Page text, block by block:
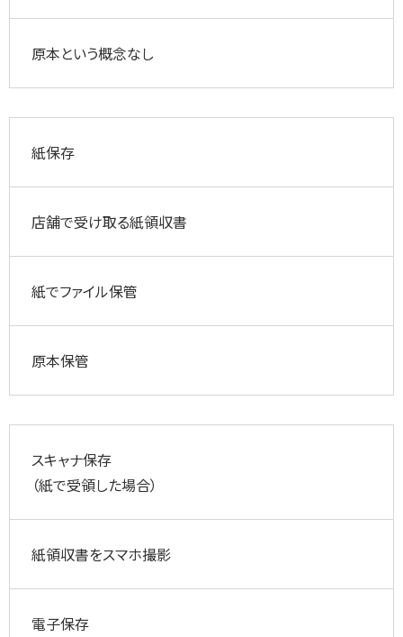
原本という概念なし
紙保存
店舗で受け取る紙領収書
紙でファイル保管
原本保管
スキャナ保存
（紙で受領した場合）
紙領収書をスマホ撮影
電子保存